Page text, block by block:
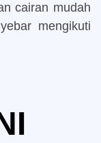
cairan mudah
mengikuti